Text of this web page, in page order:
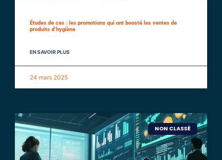
Études de cas : les promotions qui ont boosté les ventes de
produits d’hygiène
EN SAVOIR PLUS
24 mars 2025
NON CLASSÉ